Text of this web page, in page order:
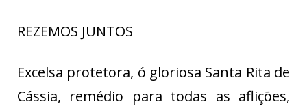
REZEMOS JUNTOS
Excelsa protetora, ó gloriosa Santa Rita de
Cássia, remédio para todas as aflições,